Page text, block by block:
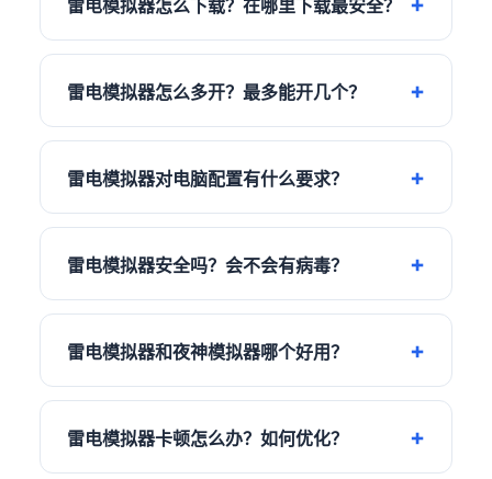
雷电模拟器怎么下载？在哪里下载最安全？
雷电模拟器怎么多开？最多能开几个？
雷电模拟器对电脑配置有什么要求？
雷电模拟器安全吗？会不会有病毒？
雷电模拟器和夜神模拟器哪个好用？
雷电模拟器卡顿怎么办？如何优化？